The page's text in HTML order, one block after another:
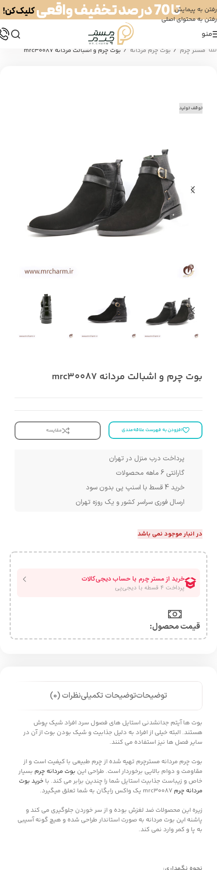
رفتن به پیمایش
رفتن به محتوای اصلی
منو
مستر چرم / بوت چرم مردانه / بوت چرم و اشبالت مردانه mrc30087
توقف تولید
بوت چرم و اشبالت مردانه mrc30087
افزودن به فهرست علاقه‌مندی مقایسه
پرداخت درب منزل در تهران
گارانتی 6 ماهه محصولات
خرید 4 قسط با اسنپ پی بدون سود
ارسال فوری سراسر کشور و یک روزه تهران
در انبار موجود نمی باشد
قیمت محصول:​
توضیحاتتوضیحات تکمیلینظرات (0)
بوت ها آیتم جدانشدنی استایل های فصول سرد افراد شیک پوش
هستند. البته خیلی از افراد به دلیل جذابیت و شیک بودن بوت از آن در
سایر فصل ها نیز استفاده می کنند.
بوت چرم مردانه مسترچرم تهیه شده از چرم طبیعی با کیفیت است و از
مقاومت و دوام بالایی برخوردار است. طراحی این بوت مردانه چرم بسیار
خاص و زیباست جذابیت استایل شما را چندین برابر می کند. با خرید بوت
مردانه چرم
زیره این محصولات ضد لغزش بوده و از سر خوردن جلوگیری می کند و
پاشنه این بوت مردانه به صورت استاندار طراحی شده و هیچ گونه آسیبی
به پا و کمر وارد نمی کند.